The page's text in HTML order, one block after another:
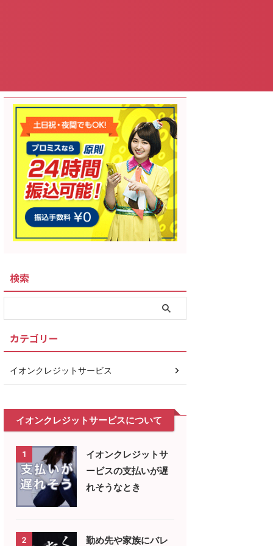
検索
カテゴリー
イオンクレジットサービス
イオンクレジットサービスについて
1
イオンクレジットサ
ービスの支払いが遅
れそうなとき
2 勤め先や家族にバレ